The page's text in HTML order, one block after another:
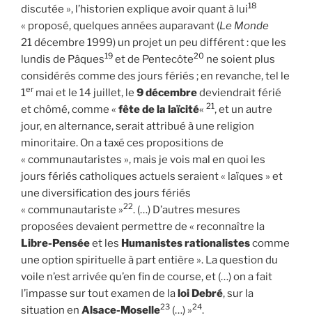
discutée », l’historien explique avoir quant à lui18
« proposé, quelques années auparavant (Le Monde
21 décembre 1999) un projet un peu différent : que les
lundis de Pâques19 et de Pentecôte20 ne soient plus
considérés comme des jours fériés ; en revanche, tel le
1er mai et le 14 juillet, le 9 décembredeviendrait férié
et chômé, comme « fête de la laïcité« 21, et un autre
jour, en alternance, serait attribué à une religion
minoritaire. On a taxé ces propositions de
« communautaristes », mais je vois mal en quoi les
jours fériés catholiques actuels seraient « laïques » et
une diversification des jours fériés
« communautariste »22. (…) D’autres mesures
proposées devaient permettre de « reconnaître la
Libre-Penséeet les Humanistes rationalistescomme
une option spirituelle à part entière ». La question du
voile n’est arrivée qu’en fin de course, et (…) on a fait
l’impasse sur tout examen de laloi Debré, sur la
situation en Alsace-Moselle23 (…) »24.